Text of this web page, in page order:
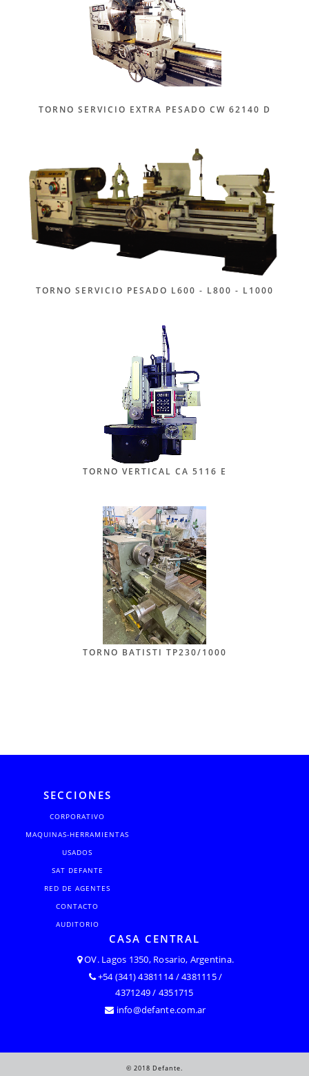
TORNO SERVICIO EXTRA PESADO CW 62140 D
TORNO SERVICIO PESADO L600 - L800 - L1000
TORNO VERTICAL CA 5116 E
TORNO BATISTI TP230/1000
SECCIONES
CORPORATIVO
MAQUINAS-HERRAMIENTAS
USADOS
SAT DEFANTE
RED DE AGENTES
CONTACTO
AUDITORIO
CASA CENTRAL
OV. Lagos 1350, Rosario, Argentina.
+54 (341) 4381114 / 4381115 /
4371249 / 4351715
info@defante.com.ar
© 2018 Defante.